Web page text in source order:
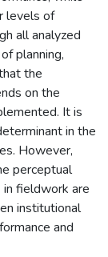
levels of
all analyzed
planning,
the
on the
It is
in the
However,
perceptual
in fieldwork are
institutional
and